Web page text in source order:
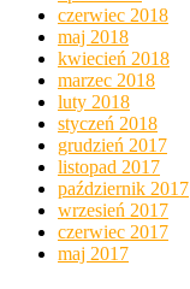
czerwiec 2018
maj 2018
kwiecień 2018
marzec 2018
luty 2018
styczeń 2018
grudzień 2017
listopad 2017
październik 2017
wrzesień 2017
czerwiec 2017
maj 2017